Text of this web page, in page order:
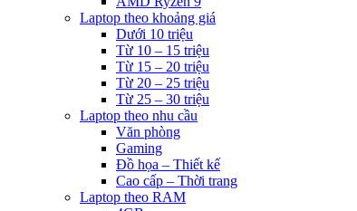
Laptop theo khoảng giá
Dưới 10 triệu
Từ 10 – 15 triệu
Từ 15 – 20 triệu
Từ 20 – 25 triệu
Từ 25 – 30 triệu
Laptop theo nhu cầu
Văn phòng
Gaming
Đồ họa – Thiết kế
Cao cấp – Thời trang
Laptop theo RAM